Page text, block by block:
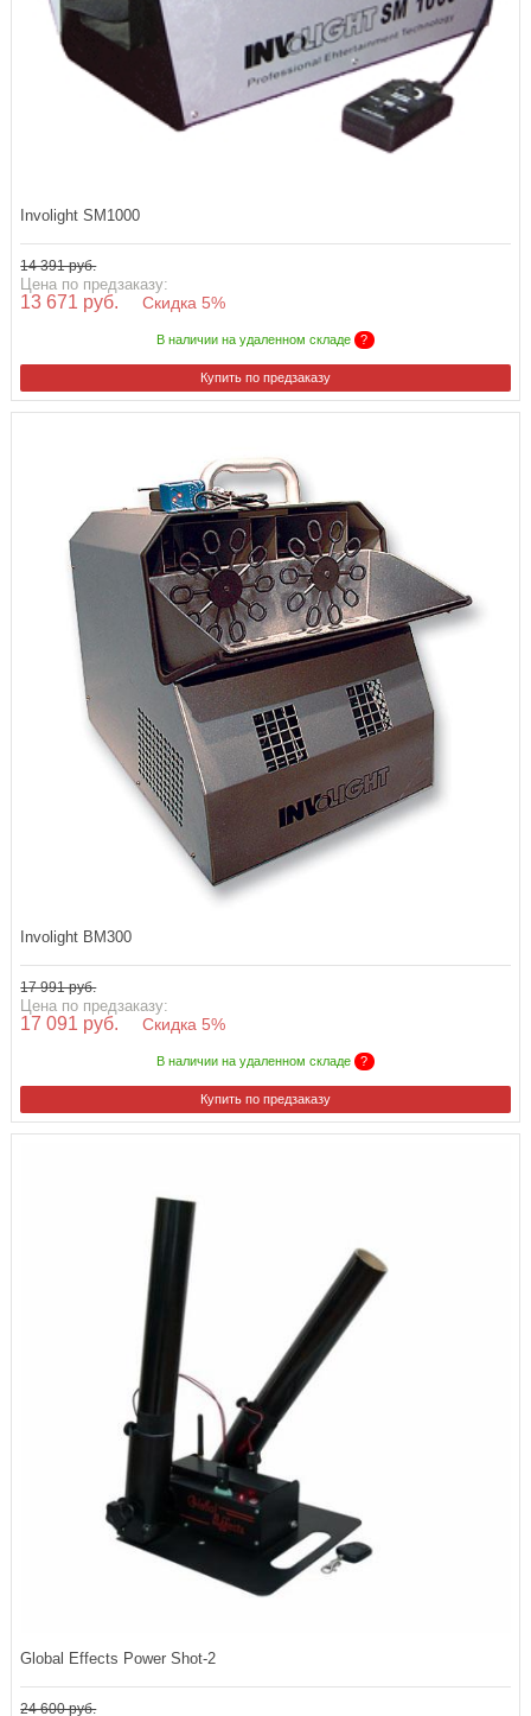
Involight SM1000
14 391 руб.
Цена по предзаказу:
13 671 руб. Скидка 5%
В наличии на удаленном складе ?
Купить по предзаказу
Involight BM300
17 991 руб.
Цена по предзаказу:
17 091 руб. Скидка 5%
В наличии на удаленном складе ?
Купить по предзаказу
Global Effects Power Shot-2
24 600 руб.